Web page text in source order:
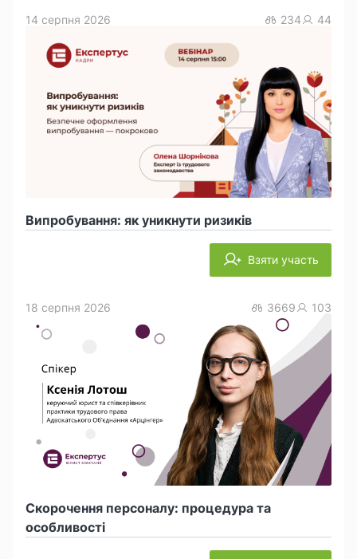
Випробування: як уникнути ризиків
14 серпня 2026 234 44
Взяти участь
Скорочення персоналу: процедура та
особливості
18 серпня 2026 3669 103